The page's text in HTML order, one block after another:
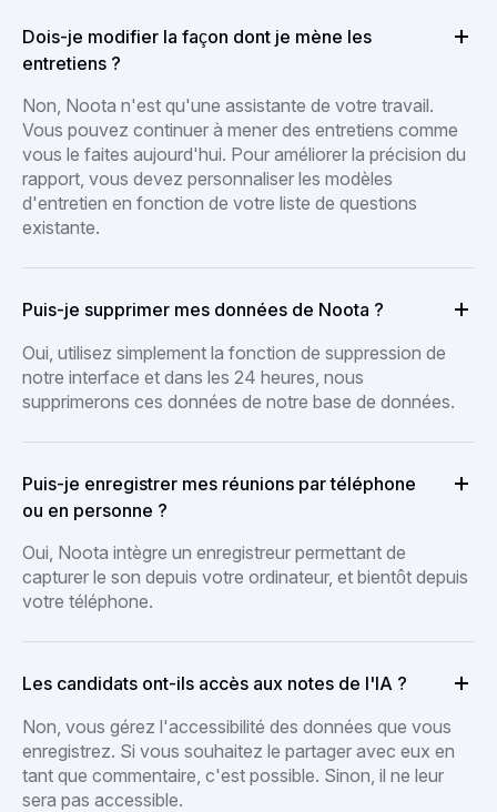
Dois-je modifier la façon dont je mène les
entretiens ?
Non, Noota n'est qu'une assistante de votre travail.
Vous pouvez continuer à mener des entretiens comme
vous le faites aujourd'hui. Pour améliorer la précision du
rapport, vous devez personnaliser les modèles
d'entretien en fonction de votre liste de questions
existante.
Puis-je supprimer mes données de Noota ?
Oui, utilisez simplement la fonction de suppression de
notre interface et dans les 24 heures, nous
supprimerons ces données de notre base de données.
Puis-je enregistrer mes réunions par téléphone
ou en personne ?
Oui, Noota intègre un enregistreur permettant de
capturer le son depuis votre ordinateur, et bientôt depuis
votre téléphone.
Les candidats ont-ils accès aux notes de l'IA ?
Non, vous gérez l'accessibilité des données que vous
enregistrez. Si vous souhaitez le partager avec eux en
tant que commentaire, c'est possible. Sinon, il ne leur
sera pas accessible.